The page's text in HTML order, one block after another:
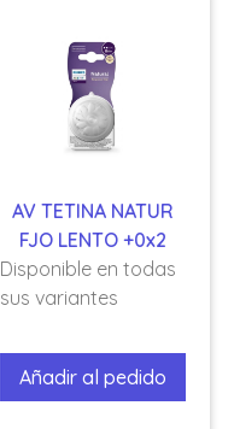
AV TETINA NATUR
FJO LENTO +0x2
Disponible en todas
sus variantes
Añadir al pedido